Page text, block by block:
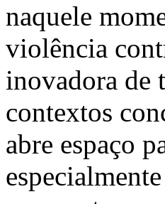
naquele
violência
inovadora de
contextos
abre espaço